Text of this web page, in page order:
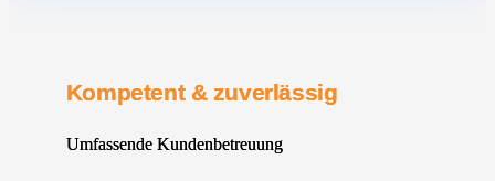
Kompetent & zuverlässig
Umfassende Kundenbetreuung